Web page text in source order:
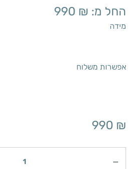
החל מ: 990 ₪
מידה
אפשרות משלוח
990 ₪